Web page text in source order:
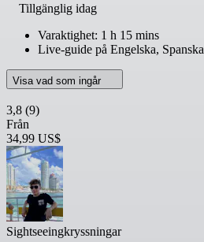
Tillgänglig idag
Varaktighet: 1 h 15 mins
Live-guide på Engelska, Spanska
Visa vad som ingår
3,8 (9)
Från
34,99 US$
Sightseeingkryssningar